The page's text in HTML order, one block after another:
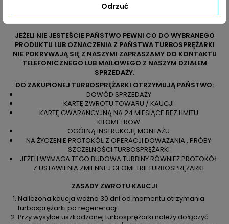
JEŻELI NIE JESTEŚCIE PAŃSTWO PEWNI CO DO WYBRANEGO
PRODUKTU LUB OZNACZENIA Z PAŃSTWA TURBOSPRĘŻARKI
NIE POKRYWAJĄ SIĘ Z NASZYMI ZAPRASZAMY DO KONTAKTU
TELEFONICZNEGO LUB MAILOWEGO Z NASZYM DZIAŁEM
SPRZEDAŻY.
DO ZAKUPIONEJ TURBOSPRĘŻARKI OTRZYMUJĄ PAŃSTWO:
DOWÓD SPRZEDAŻY
KARTĘ ZWROTU TOWARU / KAUCJI
KARTĘ GWARANCYJNĄ NA 24 MIESIĄCE BEZ LIMITU
KILOMETRÓW
OGÓLNĄ INSTRUKCJĘ MONTAŻU
NA ŻYCZENIE PROTOKÓŁ Z OPERACJI DOWAŻANIA , PRÓBY
SZCZELNOŚCI TURBOSPRĘŻARKI
JEŻELI WYMAGA TEGO BUDOWA TURBINY RÓWNIEŻ PROTOKÓŁ
Z USTAWIENIA ZMIENNEJ GEOMETRII TURBOSPRĘŻARKI
ZASADY ZWROTU KAUCJI
Naliczona kaucja ważna 30 dni od momentu otrzymania
turbosprężarki po regeneracji.
Przy wysyłce uszkodzonej turbosprężarki należy dołączyć
Odrzuć